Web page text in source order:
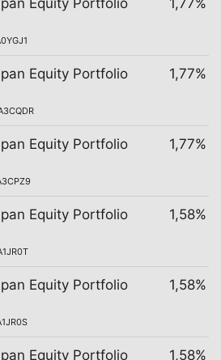
Equity Portfolio
1,77%
Equity Portfolio
1,77%
Equity Portfolio
1,77%
Equity Portfolio
1,58%
Equity Portfolio
1,58%
Equity Portfolio
1,58%